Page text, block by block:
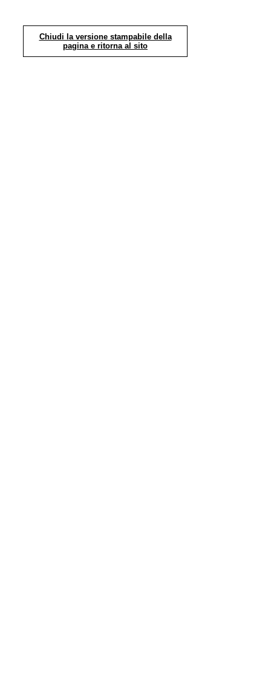
Chiudi la versione stampabile della
pagina e ritorna al sito